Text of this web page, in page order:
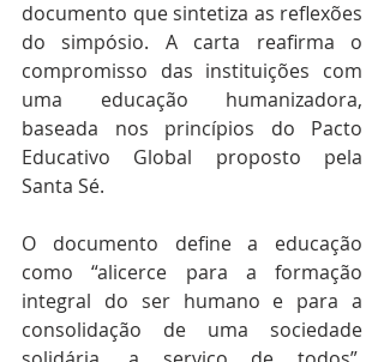
documento que sintetiza as reflexões
do simpósio. A carta reafirma o
compromisso das instituições com
uma educação humanizadora,
baseada nos princípios do Pacto
Educativo Global proposto pela
Santa Sé.
O documento define a educação
como “alicerce para a formação
integral do ser humano e para a
consolidação de uma sociedade